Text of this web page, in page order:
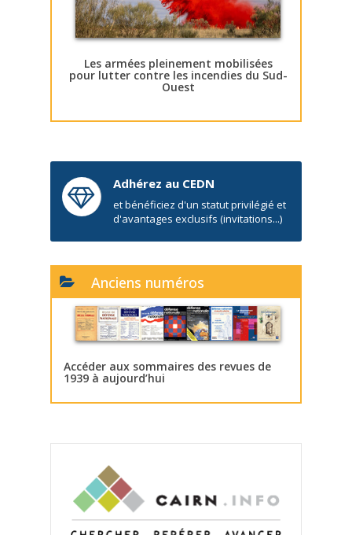
Les armées pleinement mobilisées
pour lutter contre les incendies du Sud-
Ouest
Adhérez au CEDN
et bénéficiez d'un statut privilégié et
d'avantages exclusifs (invitations...)
Anciens numéros
Accéder aux sommaires des revues de
1939 à aujourd’hui